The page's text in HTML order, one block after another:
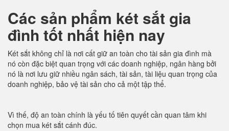
Các sản phẩm két sắt gia
đình tốt nhất hiện nay
Két sắt không chỉ là nơi cất giữ an toàn cho tài sản gia đình mà
nó còn đặc biệt quan trọng với các doanh nghiệp, ngân hàng bởi
nó là nơi lưu giữ nhiều ngân sách, tài sản, tài liệu quan trọng của
doanh nghiệp, bảo vệ tài sản cho cả một tập thể.
Vì thế, độ an toàn chính là yếu tố tiên quyết cần quan tâm khi
chọn mua két sắt cánh đúc.